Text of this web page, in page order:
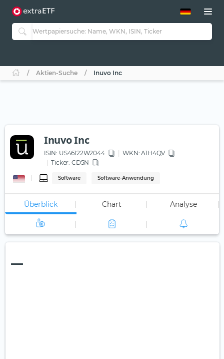
ETF-Guide 2.0
Guide Aktive ETFs
ETF-Sparpläne
Aktien-Suche Inuvo Inc
Inuvo Inc
ISIN: US46122W2044 WKN: A1H4QV
Ticker: CD5N
Software Software-Anwendung
Überblick Chart Analyse
—